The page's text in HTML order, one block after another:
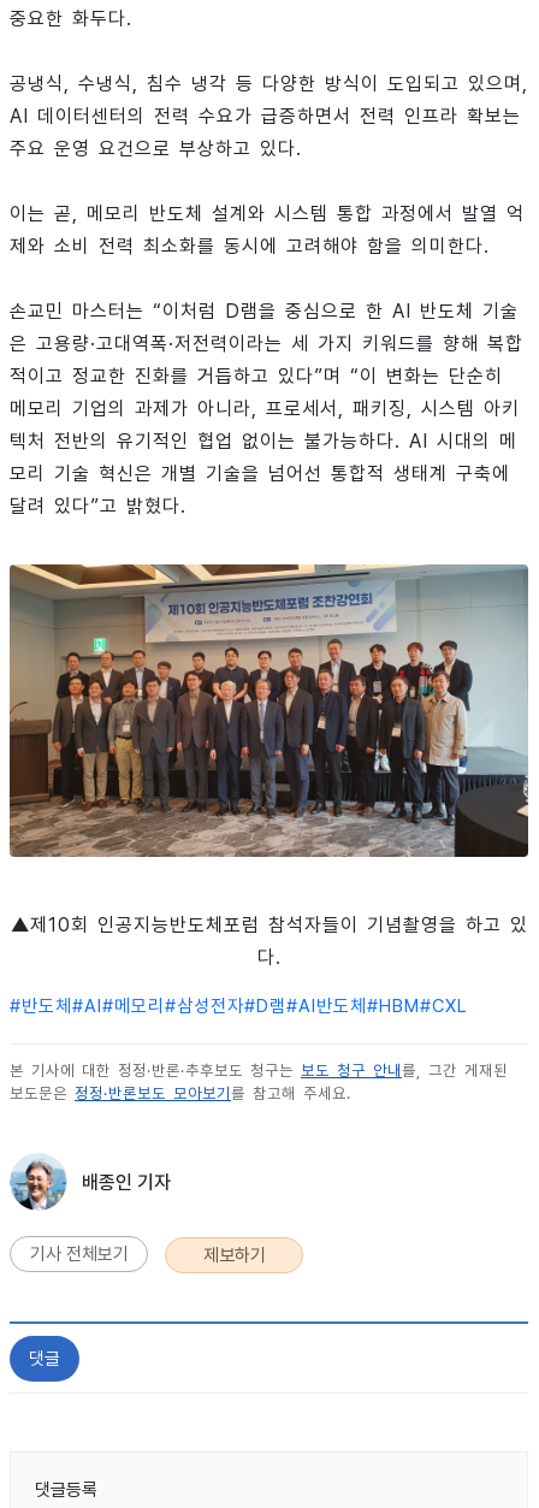
중요한 화두다.
공냉식, 수냉식, 침수 냉각 등 다양한 방식이 도입되고 있으며,
AI 데이터센터의 전력 수요가 급증하면서 전력 인프라 확보는
주요 운영 요건으로 부상하고 있다.
이는 곧, 메모리 반도체 설계와 시스템 통합 과정에서 발열 억
제와 소비 전력 최소화를 동시에 고려해야 함을 의미한다.
손교민 마스터는 “이처럼 D램을 중심으로 한 AI 반도체 기술
은 고용량·고대역폭·저전력이라는 세 가지 키워드를 향해 복합
적이고 정교한 진화를 거듭하고 있다”며 “이 변화는 단순히
메모리 기업의 과제가 아니라, 프로세서, 패키징, 시스템 아키
텍처 전반의 유기적인 협업 없이는 불가능하다. AI 시대의 메
모리 기술 혁신은 개별 기술을 넘어선 통합적 생태계 구축에
달려 있다”고 밝혔다.
▲제10회 인공지능반도체포럼 참석자들이 기념촬영을 하고 있
다.
#반도체 #AI#메모리 #삼성전자#D램#AI반도체 #HBM#CXL
본 기사에 대한 정정·반론·추후보도 청구는 보도 청구 안내 를, 그간 게재된
보도문은 정정·반론보도 모아보기 를 참고해 주세요.
배종인 기자
기사 전체보기 제보하기
댓글
댓글등록